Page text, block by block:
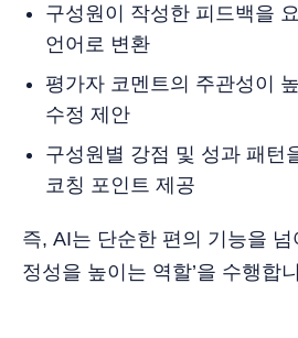
구성원이 작성한 피드백을
언어로 변환
평가자 코멘트의 주관성이
수정 제안
구성원별 강점 및 성과 패턴
코칭 포인트 제공
즉, AI는 단순한 편의 기능을 넘
정성을 높이는 역할’을 수행합